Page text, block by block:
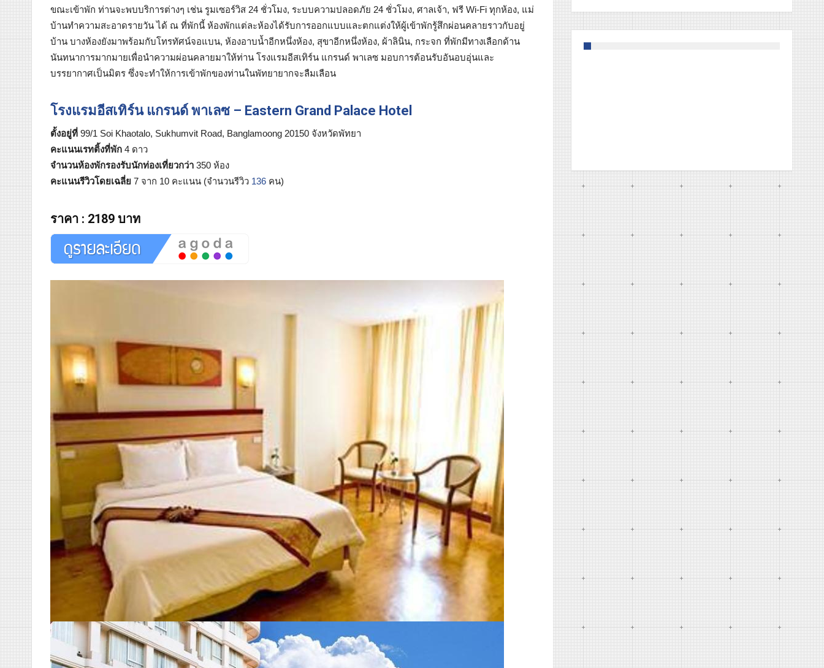
ขณะเข้าพัก ท่านจะพบบริการต่างๆ เช่น รูมเซอร์วิส 24 ชั่วโมง, ระบบความปลอดภัย 24 ชั่วโมง, ศาลเจ้า, ฟรี Wi-Fi ทุกห้อง, แม่
บ้านทำความสะอาดรายวัน ได้ ณ ที่พักนี้ ห้องพักแต่ละห้องได้รับการออกแบบและตกแต่งให้ผู้เข้าพักรู้สึกผ่อนคลายราวกับอยู่
บ้าน บางห้องยังมาพร้อมกับโทรทัศน์จอแบน, ห้องอาบน้ำอีกหนึ่งห้อง, สุขาอีกหนึ่งห้อง, ผ้าลินิน, กระจก ที่พักมีทางเลือกด้าน
นันทนาการมากมายเพื่อนำความผ่อนคลายมาให้ท่าน โรงแรมอีสเทิร์น แกรนด์ พาเลซ มอบการต้อนรับอันอบอุ่นและ
บรรยากาศเป็นมิตร ซึ่งจะทำให้การเข้าพักของท่านในพัทยายากจะลืมเลือน
โรงแรมอีสเทิร์น แกรนด์ พาเลซ – Eastern Grand Palace Hotel
ตั้งอยู่ที่ 99/1 Soi Khaotalo, Sukhumvit Road, Banglamoong 20150 จังหวัดพัทยา
คะแนนเรทติ้งที่พัก 4 ดาว
จำนวนห้องพักรองรับนักท่องเที่ยวกว่า 350 ห้อง
คะแนนรีวิวโดยเฉลี่ย 7 จาก 10 คะแนน (จำนวนรีวิว 136 คน)
ราคา : 2189 บาท